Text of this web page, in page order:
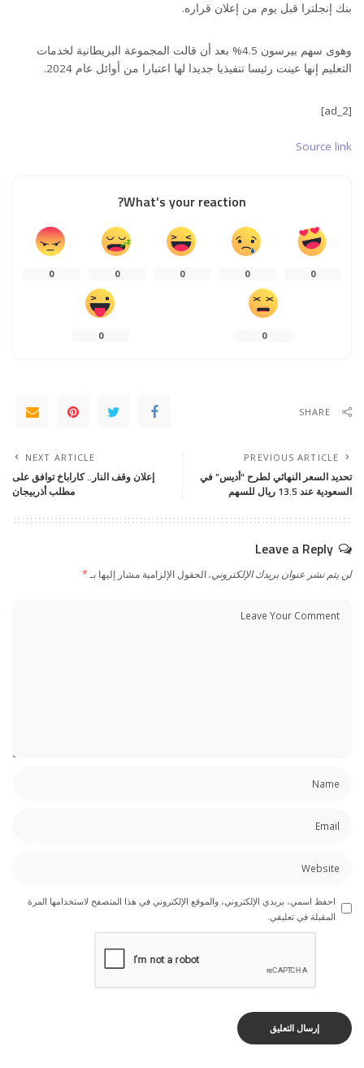
بنك إنجلترا قبل يوم من إعلان قراره.
وهوى سهم بيرسون 4.5% بعد أن قالت المجموعة البريطانية لخدمات
التعليم إنها عينت رئيسا تنفيذيا جديدا لها اعتبارا من أوائل عام 2024.
[ad_2]
Source link
What’s your reaction?
0
0
0
0
0
0
0
SHARE
PREVIOUS ARTICLE
تحديد السعر النهائي لطرح “أديس” في
السعودية عند 13.5 ريال للسهم
NEXT ARTICLE
إعلان وقف النار.. كاراباخ توافق على
مطلب أذربيجان
Leave a Reply
لن يتم نشر عنوان بريدك الإلكتروني.الحقول الإلزامية مشار إليها بـ*
احفظ اسمي، بريدي الإلكتروني، والموقع الإلكتروني في هذا المتصفح لاستخدامها المرة
المقبلة في تعليقي.